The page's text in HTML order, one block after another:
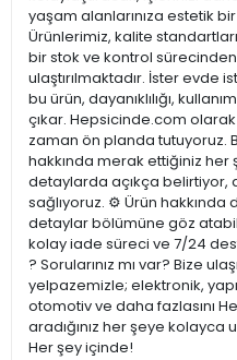
yaşam alanlarınıza estetik
Ürünlerimiz, kalite
bir stok ve kontrol
ulaştırılmaktadır. İster evde
bu ürün, dayanıklılığı,
çıkar. Hepsicinde.com
zaman ön planda tutuyoruz.
hakkında merak ettiğiniz her
detaylarda açıkça belirtiyor,
sağlıyoruz. ⚙️ Ürün
detaylar bölümüne göz
kolay iade süreci ve 7/24
? Sorularınız mı var? Bize
yelpazemizle; elektronik,
otomotiv ve daha fazlasını
aradığınız her şeye
Her şey içinde!